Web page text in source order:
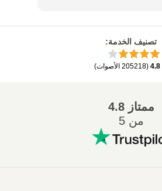
تصنيف الخدمة:
4.8
(
205218 الأصوات)
ممتاز 4.8
من 5